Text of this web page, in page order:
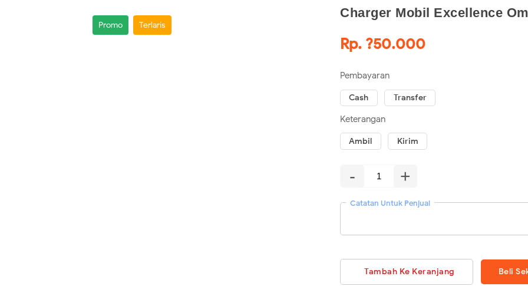
Promo Terlaris
Charger Mobil Excellence
Rp. ?50.000
Pembayaran
Cash Transfer
Keterangan
Ambil Kirim
- +
Catatan Untuk Penjual
Tambah Ke Keranjang Beli